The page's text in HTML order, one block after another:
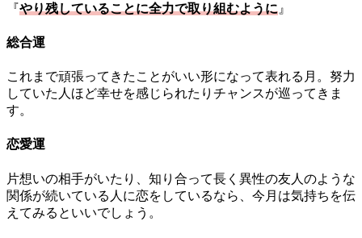
『やり残していることに全力で取り組むように 』
総合運
これまで頑張ってきたことがいい形になって表れる月。努力
していた人ほど幸せを感じられたりチャンスが巡ってきま
す。
恋愛運
片想いの相手がいたり、知り合って長く異性の友人のような
関係が続いている人に恋をしているなら、今月は気持ちを伝
えてみるといいでしょう。